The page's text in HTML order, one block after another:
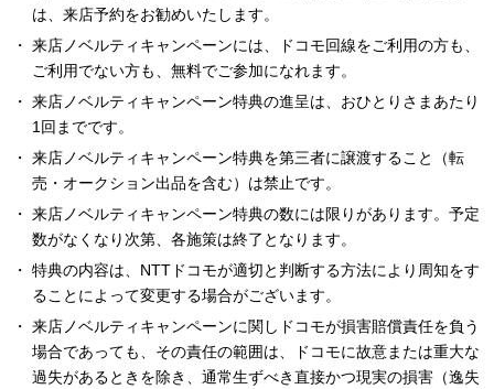
は、来店予約をお勧めいたします。
来店ノベルティキャンペーンには、ドコモ回線をご利用の方も、
ご利用でない方も、無料でご参加になれます。
来店ノベルティキャンペーン特典の進呈は、おひとりさまあたり
1回までです。
来店ノベルティキャンペーン特典を第三者に譲渡すること（転
売・オークション出品を含む）は禁止です。
来店ノベルティキャンペーン特典の数には限りがあります。予定
数がなくなり次第、各施策は終了となります。
特典の内容は、NTTドコモが適切と判断する方法により周知をす
ることによって変更する場合がございます。
来店ノベルティキャンペーンに関しドコモが損害賠償責任を負う
場合であっても、その責任の範囲は、ドコモに故意または重大な
過失があるときを除き、通常生ずべき直接かつ現実の損害（逸失